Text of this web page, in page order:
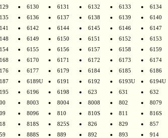
6130 6131 6132 6133
6134
6136 6137 6138 6139
6140
6142 6144 6145 6146
6147
6149 6150 6151 6152
6153
6155 6156 6157 6158
6159
6170 6171 6172 6173
6174
6177 6179 6184 6185
6186
6189U 6191 6192 6193U
6194U
6196 6198 623 631
632
8003 8004 8008 802
8079
8096 810 810S 811
816S
818S 825S 826 829
857
888S 889 892 893 914